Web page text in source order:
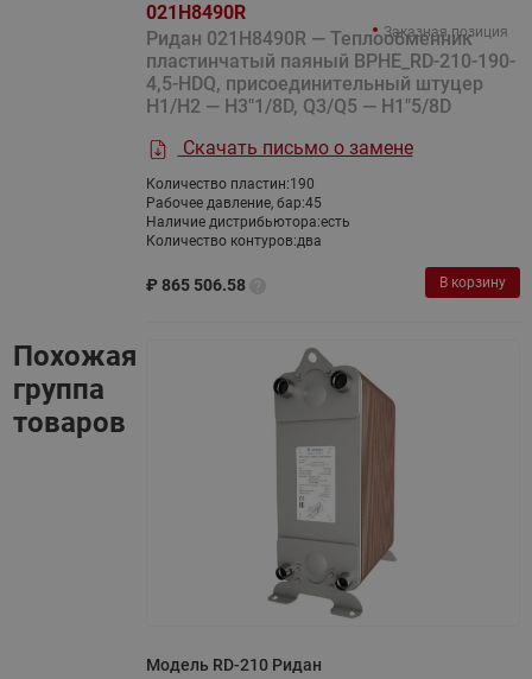
021H8490R
Ридан 021H8490R — Теплообменник
пластинчатый паяный BPHE_RD-210-190-
4,5-HDQ, присоединительный штуцер
H1/H2 — H3"1/8D, Q3/Q5 — H1"5/8D
Скачать письмо о замене
Количество пластин:190
Рабочее давление, бар:45
Наличие дистрибьютора:есть
Количество контуров:два
₽ 865 506.58
Заказная позиция
В корзину
Похожая
группа
товаров
Модель RD-210 Ридан